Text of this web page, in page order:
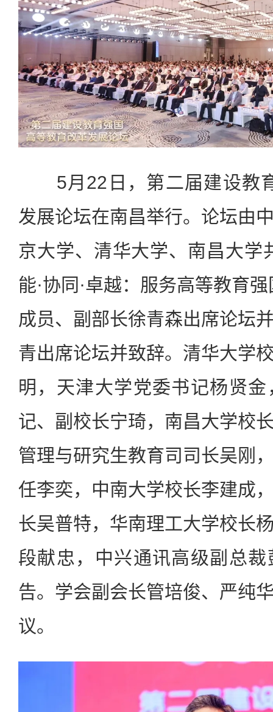
5月22日，第二届建设教育
发展论坛在南昌举行。论坛由
京大学、清华大学、南昌大学
能·协同·卓越：服务高等教育
成员、副部长徐青森出席论坛
青出席论坛并致辞。清华大学
明，天津大学党委书记杨贤
记、副校长宁琦，南昌大学校
管理与研究生教育司司长吴刚
任李奕，中南大学校长李建成
长吴普特，华南理工大学校长
段献忠，中兴通讯高级副总
告。学会副会长管培俊、严纯
议。